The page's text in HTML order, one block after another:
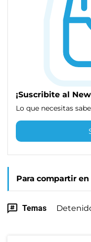
¡Suscribite al
Lo que necesitas
Para compartir en
Temas